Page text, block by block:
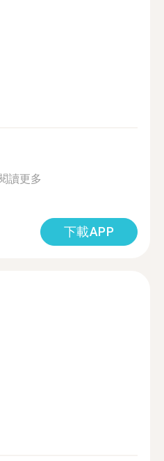
讀更多
下載APP